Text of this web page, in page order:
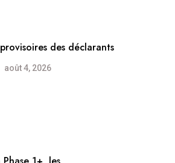
des déclarants
août 4, 2026